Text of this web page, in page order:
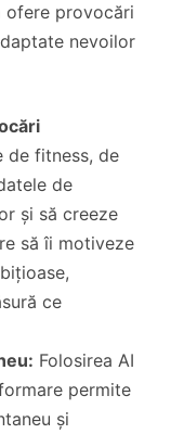
provocări
nevoilor
de fitness, de
de
și să creeze
să îi motiveze
ce
Folosirea AI
permite
și